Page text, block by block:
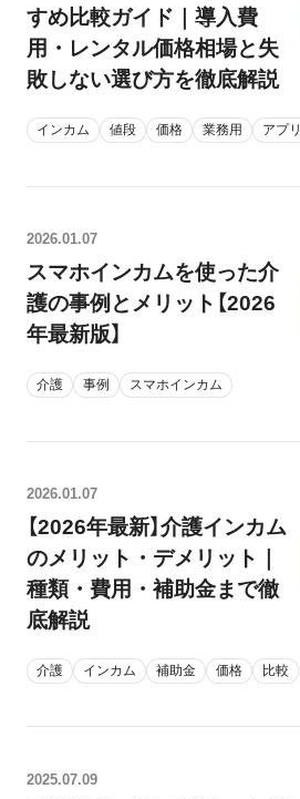
すめ比較ガイド｜導入費
用・レンタル価格相場と失
敗しない選び方を徹底解説
インカム 値段 価格 業務用 アプリ
2026.01.07
スマホインカムを使った介
護の事例とメリット【2026
年最新版】
介護 事例 スマホインカム
2026.01.07
【2026年最新】介護インカム
のメリット・デメリット｜
種類・費用・補助金まで徹
底解説
介護 インカム 補助金 価格 比較
2025.07.09